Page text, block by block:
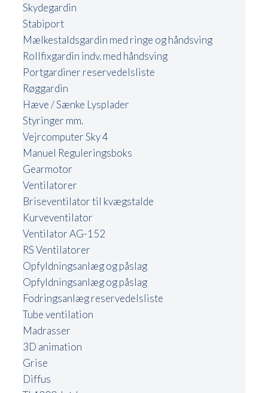
Skydegardin
Stabiport
Mælkestaldsgardin med ringe og håndsving
Rollfixgardin indv. med håndsving
Portgardiner reservedelsliste
Røggardin
Hæve / Sænke Lysplader
Styringer mm.
Vejrcomputer Sky 4
Manuel Reguleringsboks
Gearmotor
Ventilatorer
Briseventilator til kvægstalde
Kurveventilator
Ventilator AG-152
RS Ventilatorer
Opfyldningsanlæg og påslag
Opfyldningsanlæg og påslag
Fodringsanlæg reservedelsliste
Tube ventilation
Madrasser
3D animation
Grise
Diffus